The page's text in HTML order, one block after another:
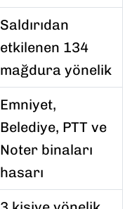
Saldırıdan
etkilenen 134
mağdura yönelik
Emniyet,
Belediye, PTT ve
Noter binaları
hasarı